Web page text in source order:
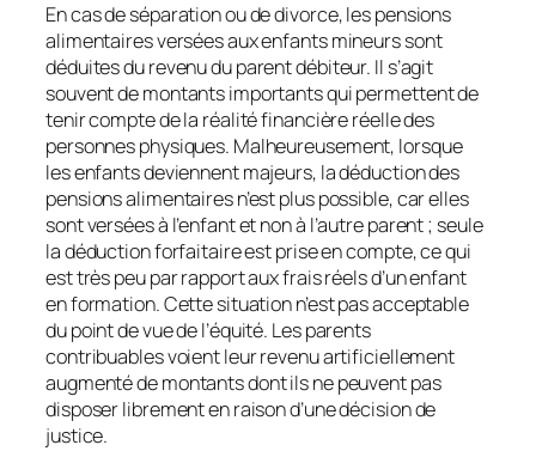
En cas de séparation ou de divorce, les pensions
alimentaires versées aux enfants mineurs sont
déduites du revenu du parent débiteur. Il s’agit
souvent de montants importants qui permettent de
tenir compte de la réalité financière réelle des
personnes physiques. Malheureusement, lorsque
les enfants deviennent majeurs, la déduction des
pensions alimentaires n’est plus possible, car elles
sont versées à l’enfant et non à l’autre parent ; seule
la déduction forfaitaire est prise en compte, ce qui
est très peu par rapport aux frais réels d’un enfant
en formation. Cette situation n’est pas acceptable
du point de vue de l’équité. Les parents
contribuables voient leur revenu artificiellement
augmenté de montants dont ils ne peuvent pas
disposer librement en raison d’une décision de
justice.